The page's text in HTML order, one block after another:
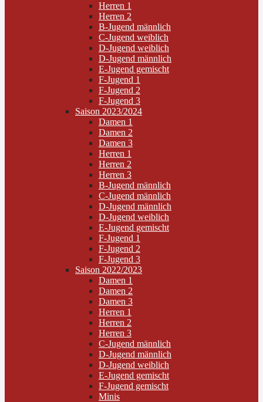
Herren 1
Herren 2
B-Jugend männlich
C-Jugend weiblich
D-Jugend weiblich
D-Jugend männlich
E-Jugend gemischt
F-Jugend 1
F-Jugend 2
F-Jugend 3
Saison 2023/2024
Damen 1
Damen 2
Damen 3
Herren 1
Herren 2
Herren 3
B-Jugend männlich
C-Jugend männlich
D-Jugend männlich
D-Jugend weiblich
E-Jugend gemischt
F-Jugend 1
F-Jugend 2
F-Jugend 3
Saison 2022/2023
Damen 1
Damen 2
Damen 3
Herren 1
Herren 2
Herren 3
C-Jugend männlich
D-Jugend männlich
D-Jugend weiblich
E-Jugend gemischt
F-Jugend gemischt
Minis